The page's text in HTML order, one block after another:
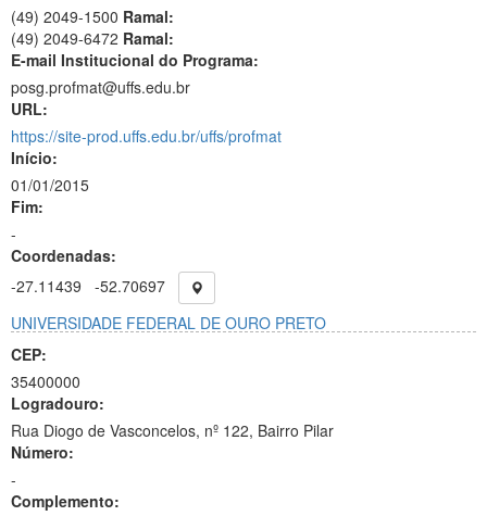
(49) 2049-1500 Ramal:
(49) 2049-6472 Ramal:
E-mail Institucional do Programa:
posg.profmat@uffs.edu.br
URL:
https://site-prod.uffs.edu.br/uffs/profmat
Início:
01/01/2015
Fim:
-
Coordenadas:
-27.11439
-52.70697
UNIVERSIDADE FEDERAL DE OURO PRETO
CEP:
35400000
Logradouro:
Rua Diogo de Vasconcelos, nº 122, Bairro Pilar
Número:
-
Complemento: